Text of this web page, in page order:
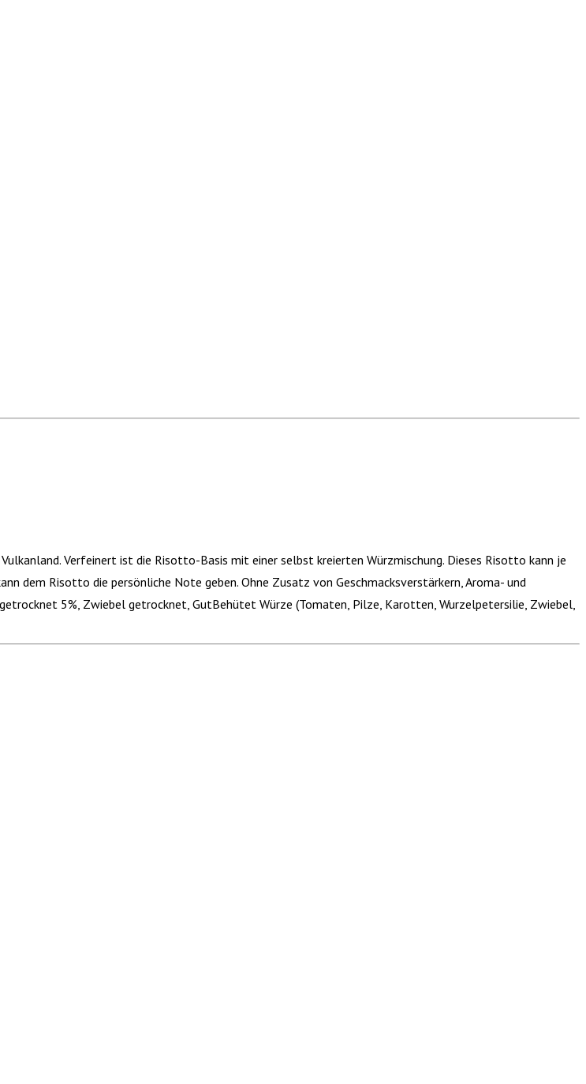
Verfeinert ist die Risotto-Basis mit einer selbst kreierten Würzmischung. Dieses Risotto kann je
dem Risotto die persönliche Note geben. Ohne Zusatz von Geschmacksverstärkern, Aroma- und
5%, Zwiebel getrocknet, GutBehütet Würze (Tomaten, Pilze, Karotten, Wurzelpetersilie, Zwiebel,